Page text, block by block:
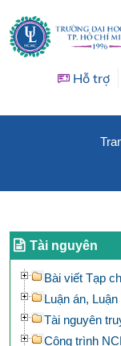
Hỗ trợ
Tài nguyên
Bài viết Tạp
Luận án,
Tài nguyên
Công trình